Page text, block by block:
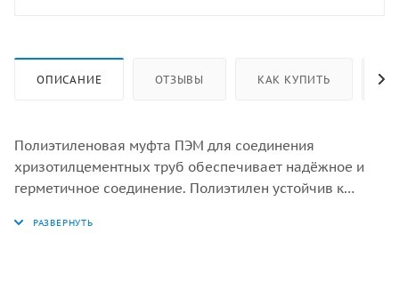
ОПИСАНИЕ ОТЗЫВЫ КАК КУПИТЬ
Полиэтиленовая муфта ПЭМ для соединения
хризотилцементных труб обеспечивает надёжное и
герметичное соединение. Полиэтилен устойчив к
антикоррозийные и экологичные свойства.